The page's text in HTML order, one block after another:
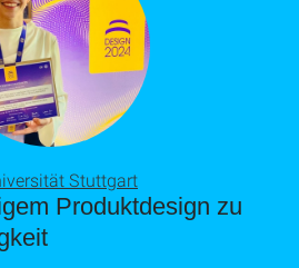
Produktdesign zu
Stuttgart